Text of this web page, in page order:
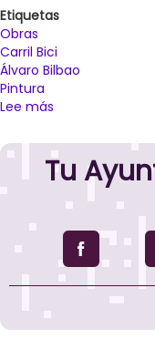
Etiquetas
Obras
Carril Bici
Álvaro Bilbao
Pintura
Lee más
Ayuntamiento
de
Palencia
pintura
señalización
de
nuevos
Tu